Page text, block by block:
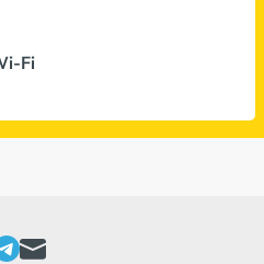
Fi